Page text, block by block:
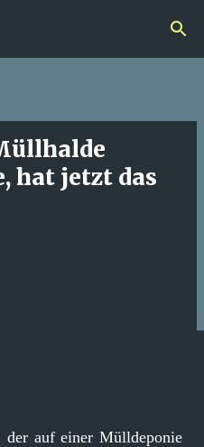
hat jetzt das
der auf einer Mülldeponie